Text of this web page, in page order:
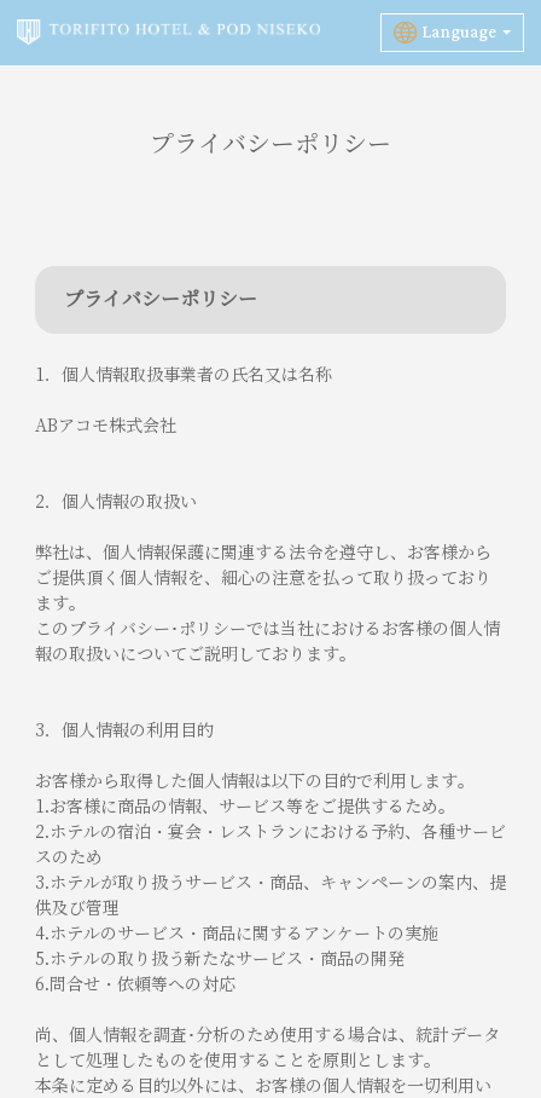
Language
プライバシーポリシー
プライバシーポリシー
1．個人情報取扱事業者の氏名又は名称
ABアコモ株式会社
2．個人情報の取扱い
弊社は、個人情報保護に関連する法令を遵守し、お客様から
ご提供頂く個人情報を、細心の注意を払って取り扱っており
ます。
このプライバシー･ポリシーでは当社におけるお客様の個人情
報の取扱いについてご説明しております。
3．個人情報の利用目的
お客様から取得した個人情報は以下の目的で利用します。
1.お客様に商品の情報、サービス等をご提供するため。
2.ホテルの宿泊・宴会・レストランにおける予約、各種サービ
スのため
3.ホテルが取り扱うサービス・商品、キャンペーンの案内、提
供及び管理
4.ホテルのサービス・商品に関するアンケートの実施
5.ホテルの取り扱う新たなサービス・商品の開発
6.問合せ・依頼等への対応
尚、個人情報を調査･分析のため使用する場合は、統計データ
として処理したものを使用することを原則とします。
本条に定める目的以外には、お客様の個人情報を一切利用い